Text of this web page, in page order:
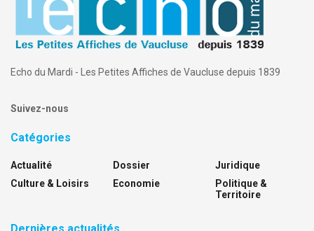
Echo du Mardi - Les Petites Affiches de Vaucluse depuis 1839
Suivez-nous
Catégories
Actualité
Culture & Loisirs
Dossier
Economie
Juridique
Politique &
Territoire